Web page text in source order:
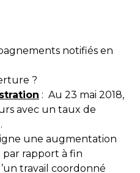
notifiés en
?
: Au 23 mai 2018,
avec un taux de
une augmentation
rapport à fin
travail coordonné